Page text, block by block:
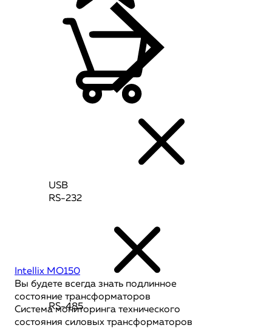
Intellix MO150
Вы будете всегда знать подлинное
состояние трансформаторов
Система мониторинга технического
состояния силовых трансформаторов
USB
RS-232
RS-485